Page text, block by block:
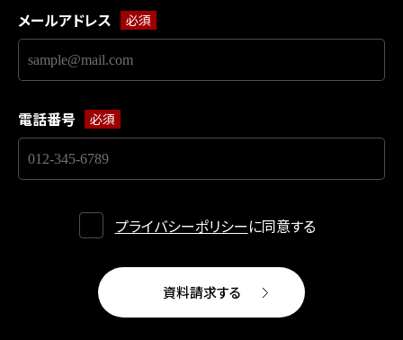
メールアドレス
電話番号
プライバシーポリシーに同意する